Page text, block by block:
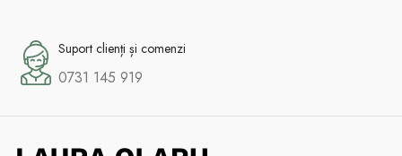
Suport clienți și comenzi
0731 145 919